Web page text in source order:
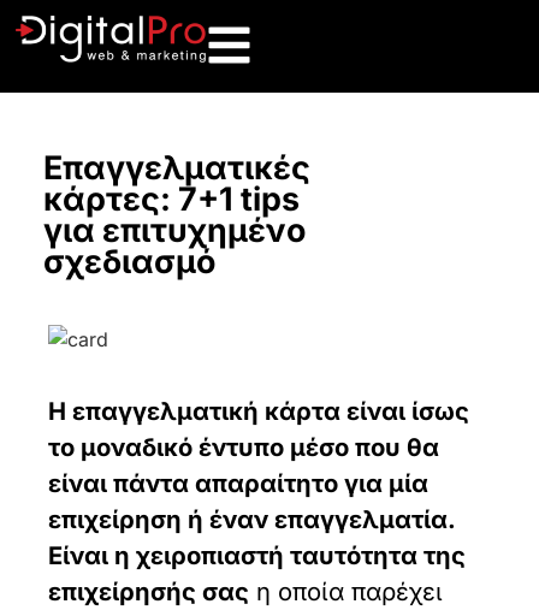
Επαγγελματικές
κάρτες: 7+1 tips
για επιτυχημένο
σχεδιασμό
Η επαγγελματική κάρτα είναι ίσως
το μοναδικό έντυπο μέσο που θα
είναι πάντα απαραίτητο για μία
επιχείρηση ή έναν επαγγελματία.
Είναι η χειροπιαστή ταυτότητα της
επιχείρησής σας η οποία παρέχει